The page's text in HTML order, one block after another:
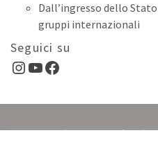
Dall’ingresso dello
gruppi internazionali
Seguici su
Instagram
YouTube
Facebook
Sistema Museale